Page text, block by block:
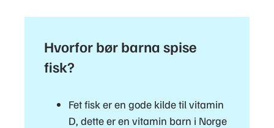
Hvorfor bør barna spise
fisk?
Fet fisk er en gode kilde til vitamin
D, dette er en vitamin barn i Norge